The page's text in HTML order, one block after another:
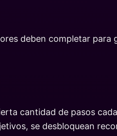
deben completar
cantidad de pasos
se desbloquean